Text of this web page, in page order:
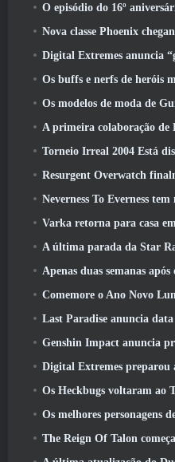
O episódio do 16º aniversário de Star Trek
Nova classe Phoenix chegando ao
Digital Extremes anuncia “grande retrabalho”
Os buffs e nerfs de heróis
Os modelos de moda de Guild Wars 2 estão
A primeira colaboração de Heartopia
Torneio Irreal 2004 Está disponível para jogar
Resurgent Overwatch
Neverness To Everness tem muito a
Varka retorna para casa em Mondstadt, E traz
A última parada da Star
Apenas duas semanas após o lançamento de
Comemore o Ano Novo Lunar nas
Last Paradise anuncia
Genshin Impact anuncia
Digital Extremes preparou algumas novidades
Os Heckbugs voltaram ao Trove
Os melhores personagens de
The Reign Of Talon começa hoje com o